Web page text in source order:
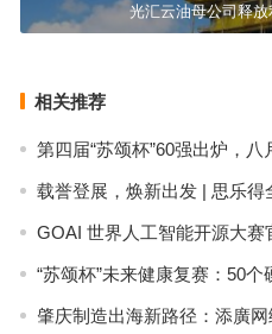
光汇云油母公司释
相关推荐
第四届“苏颂杯”60强出炉，
载誉登展，焕新出发 | 思乐得
GOAI 世界人工智能开源大
“苏颂杯”未来健康复赛：50
肇庆制造出海新路径：添廣